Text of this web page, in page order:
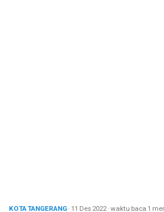
KOTA TANGERANG· 11 Des 2022·waktu baca 1